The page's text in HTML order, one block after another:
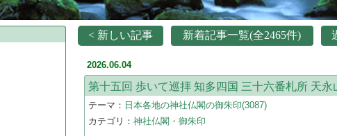
< 新しい記事 新着記事一覧(全2465件)
2026.06.04
第十五回 歩いて巡拝 知多四国 三十六番札所 天永
テーマ： 日本各地の神社仏閣の御朱印(3087)
カテゴリ： 神社仏閣・御朱印